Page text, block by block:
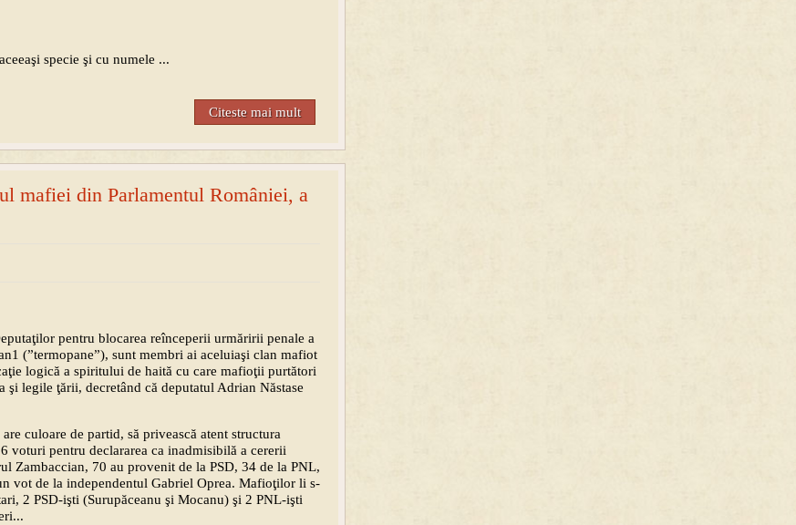
specie şi cu numele ...
Citeste mai mult
mafiei din Parlamentul României, a
pentru blocarea reînceperii urmăririi penale a
(”termopane”), sunt membri ai aceluiaşi clan mafiot
logică a spiritului de haită cu care mafioţii purtători
legile ţării, decretând că deputatul Adrian Năstase
culoare de partid, să privească atent structura
voturi pentru declararea ca inadmisibilă a cererii
Zambaccian, 70 au provenit de la PSD, 34 de la PNL,
vot de la independentul Gabriel Oprea. Mafioţilor li s-
2 PSD-işti (Surupăceanu şi Mocanu) şi 2 PNL-işti